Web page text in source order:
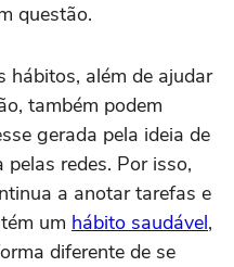
questão.
hábitos, além de ajudar
também podem
gerada pela ideia de
redes. Por isso,
a anotar tarefas e
um hábito saudável,
diferente de se